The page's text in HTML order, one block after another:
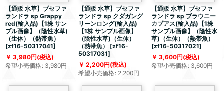
【通販 水草】ブセファ
ランドラ sp Grappy
red(輸入品)【1株 サン
プル画像】（陰性水草)
（生体）（熱帯魚）
[zf16-50317041]
3,980円(税込)
希望小売価格: 3,980円
【通販 水草】ブセファ
ランドラ sp クダガング
リーンロング(輸入品)
【1株 サンプル画像】
（陰性水草)（生体）
（熱帯魚）
[zf16-
50317031]
2,200円(税込)
希望小売価格: 2,200円
【通販 水草】ブセファ
ランドラ sp ブラウニー
カプアス(輸入品)【1株
サンプル画像】（陰性水
草)（生体）（熱帯魚）
[zf16-50317021]
3,600円(税込)
希望小売価格: 3,600円